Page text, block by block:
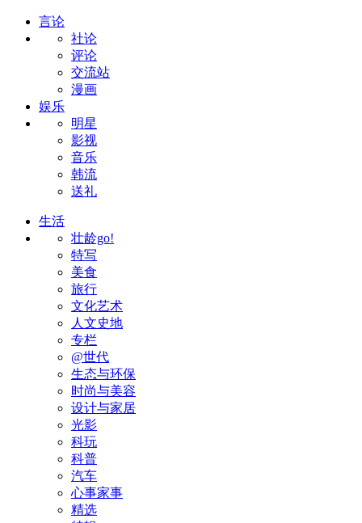
言论
社论
评论
交流站
漫画
娱乐
明星
影视
音乐
韩流
送礼
生活
壮龄go!
特写
美食
旅行
文化艺术
人文史地
专栏
@世代
生态与环保
时尚与美容
设计与家居
光影
科玩
科普
汽车
心事家事
精选